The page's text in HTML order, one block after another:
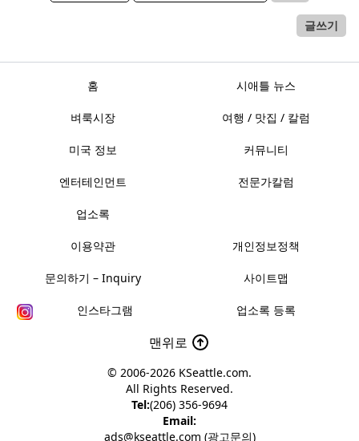
글쓰기
홈 시애틀 뉴스
벼룩시장 여행 / 맛집 / 칼럼
미국 정보 커뮤니티
엔터테인먼트 전문가칼럼
업소록
이용약관 개인정보정책
문의하기 – Inquiry 사이트맵
인스타그램 업소록 등록
맨위로
© 2006-2026 KSeattle.com.
All Rights Reserved.
Tel:(206) 356-9694
Email:
ads@kseattle.com (광고문의)